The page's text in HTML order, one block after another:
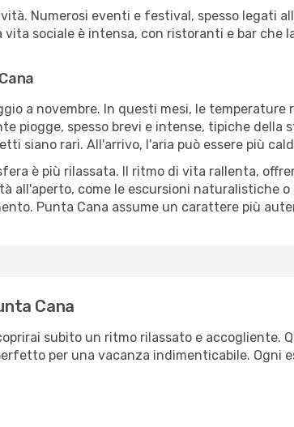
Numerosi eventi e festival, spesso legati
sociale è intensa, con ristoranti e bar che
a novembre. In questi mesi, le
piogge, spesso brevi e intense, tipiche della
siano rari. All'arrivo, l'aria può essere più
è più rilassata. Il ritmo di vita rallenta,
all'aperto, come le escursioni naturalistiche
Punta Cana assume un carattere più
Cana
subito un ritmo rilassato e accogliente.
per una vacanza indimenticabile. Ogni